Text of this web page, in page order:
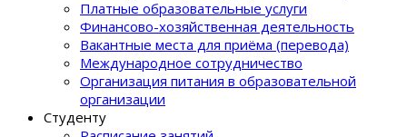
Платные образовательные услуги
Финансово-хозяйственная деятельность
Вакантные места для приёма (перевода)
Международное сотрудничество
Организация питания в образовательной
организации
Студенту